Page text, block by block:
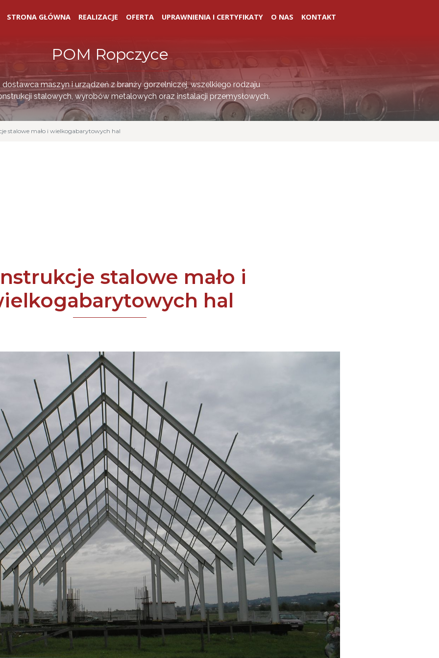
STRONA GŁÓWNA REALIZACJE OFERTA UPRAWNIENIA I CERTYFIKATY O NAS KONTAKT
POM Ropczyce
dostawca maszyn i urządzeń z branży gorzelniczej, wszelkiego rodzaju
stalowych, wyrobów metalowych oraz instalacji przemysłowych.
stalowe mało i wielkogabarytowych hal
stalowe mało i
hal